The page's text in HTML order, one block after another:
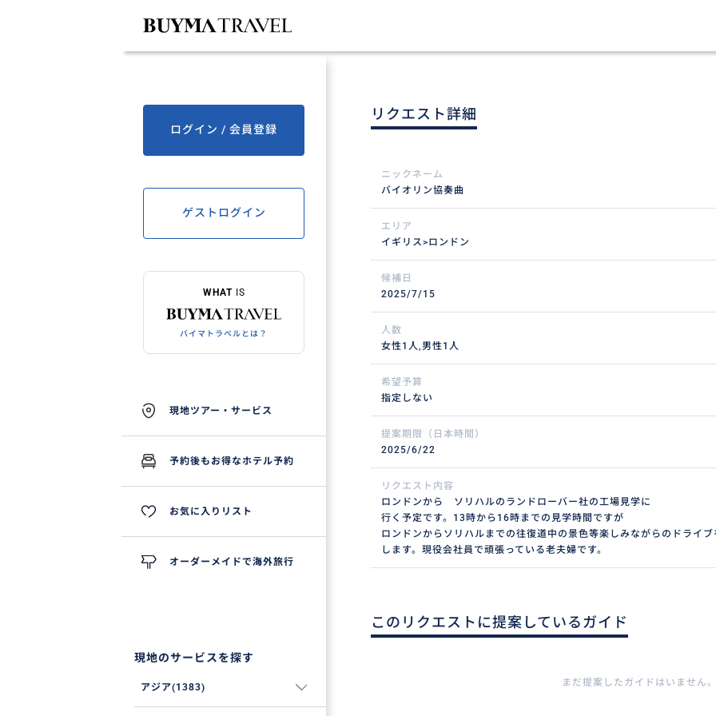
リクエスト詳細
ニックネーム
バイオリン協奏曲
エリア
イギリス>ロンドン
候補日
2025/7/15
人数
女性1人,男性1人
希望予算
指定しない
提案期限（日本時間）
2025/6/22
リクエスト内容
ロンドンから ソリハルのランドローバー社の工場見学に
行く予定です。13時から16時までの見学時間ですが
ロンドンからソリハルまでの往復道中の景色等楽しみながらのドライ
します。現役会社員で頑張っている老夫婦です。
このリクエストに提案しているガイド
まだ提案したガイドはいません。
ログイン / 会員登録
ゲストログイン
WHAT IS
バイマトラベルとは？
現地ツアー・サービス
予約後もお得なホテル予約
お気に入りリスト
オーダーメイドで海外旅行
現地のサービスを探す
アジア(1383)